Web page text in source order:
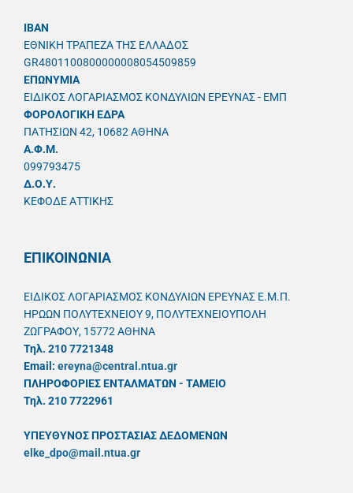
IBAN
ΕΘΝΙΚΗ ΤΡΑΠΕΖΑ ΤΗΣ ΕΛΛΑΔΟΣ
GR4801100800000008054509859
ΕΠΩΝΥΜΙΑ
ΕΙΔΙΚΟΣ ΛΟΓΑΡΙΑΣΜΟΣ ΚΟΝΔΥΛΙΩΝ ΕΡΕΥΝΑΣ - ΕΜΠ
ΦΟΡΟΛΟΓΙΚΗ ΕΔΡΑ
ΠΑΤΗΣΙΩΝ 42, 10682 ΑΘΗΝΑ
A.Φ.Μ.
099793475
Δ.Ο.Υ.
ΚΕΦΟΔΕ ΑΤΤΙΚΗΣ
ΕΠΙΚΟΙΝΩΝΙΑ
ΕΙΔΙΚΟΣ ΛΟΓΑΡΙΑΣΜΟΣ ΚΟΝΔΥΛΙΩΝ ΕΡΕΥΝΑΣ Ε.Μ.Π.
ΗΡΩΩΝ ΠΟΛΥΤΕΧΝΕΙΟΥ 9, ΠΟΛΥΤΕΧΝΕΙΟΥΠΟΛΗ
ΖΩΓΡΑΦΟΥ, 15772 ΑΘΗΝΑ
Τηλ. 210 7721348
Email: ereyna@central.ntua.gr
ΠΛΗΡΟΦΟΡΙΕΣ ΕΝΤΑΛΜΑΤΩΝ - ΤΑΜΕΙΟ
Τηλ. 210 7722961
ΥΠΕΥΘYΝΟΣ ΠΡΟΣΤΑΣΙΑΣ ΔΕΔΟΜΕΝΩΝ
elke_dpo@mail.ntua.gr